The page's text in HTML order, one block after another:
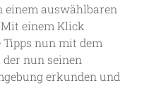
einem auswählbaren
einem Klick
nun mit dem
der nun seinen
erkunden und